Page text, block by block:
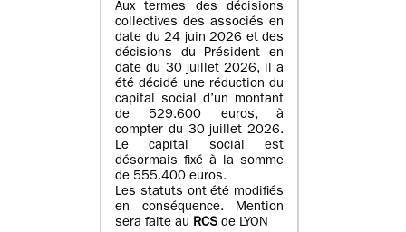
Aux termes des décisions
collectives des associés en
date du 24 juin 2026 et des
décisions du Président en
date du 30 juillet 2026, il a
été décidé une réduction du
capital social d’un montant
de 529.600 euros, à
compter du 30 juillet 2026.
Le capital social est
désormais fixé à la somme
de 555.400 euros.
Les statuts ont été modifiés
en conséquence. Mention
sera faite au RCS de LYON